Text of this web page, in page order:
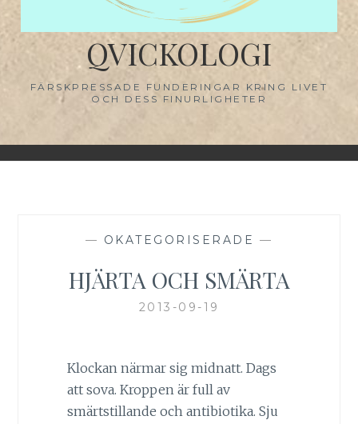
QVICKOLOGI
FÄRSKPRESSADE FUNDERINGAR KRING LIVET
OCH DESS FINURLIGHETER
— OKATEGORISERADE —
HJÄRTA OCH SMÄRTA
2013-09-19
Klockan närmar sig midnatt. Dags
att sova. Kroppen är full av
smärtstillande och antibiotika. Sju